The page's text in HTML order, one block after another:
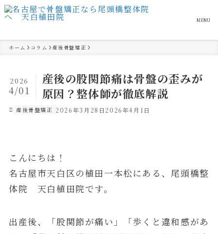
MENU
ホーム コラム 産後骨盤矯正
産後の股関節痛は骨盤の歪みが
原因？整体師が徹底解説
2026
4/01
産後骨盤矯正 2026年3月28日2026年4月1日
こんにちは！
名古屋市天白区の植田一本松にある、尾頭橋整
体院 天白植田院です。
出産後、「股関節が痛い」「歩くと違和感があ